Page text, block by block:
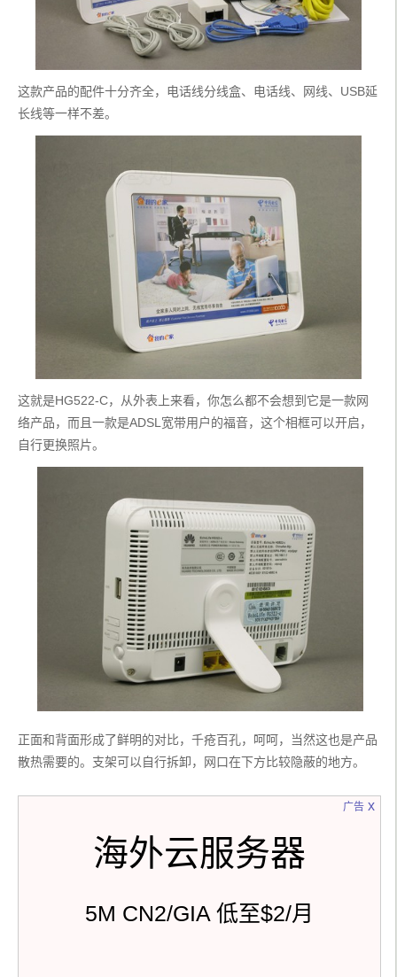
这款产品的配件十分齐全，电话线分线盒、电话线、网线、USB延
长线等一样不差。
这就是HG522-C，从外表上来看，你怎么都不会想到它是一款网
络产品，而且一款是ADSL宽带用户的福音，这个相框可以开启，
自行更换照片。
正面和背面形成了鲜明的对比，千疮百孔，呵呵，当然这也是产品
散热需要的。支架可以自行拆卸，网口在下方比较隐蔽的地方。
广告
海外云服务器
5M CN2/GIA 低至$2/月
x